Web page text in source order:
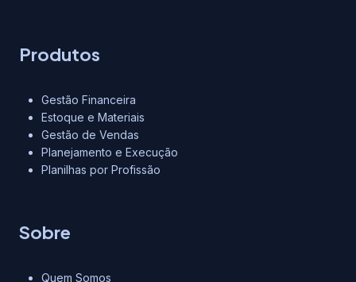
Produtos
Gestão Financeira
Estoque e Materiais
Gestão de Vendas
Planejamento e Execução
Planilhas por Profissão
Sobre
Quem Somos